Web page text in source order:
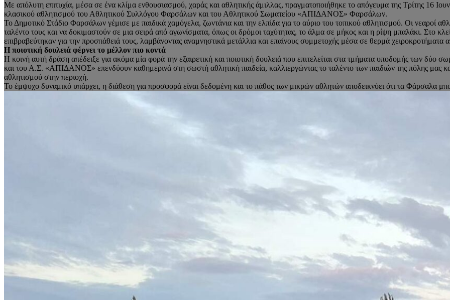
Με απόλυτη επιτυχία, μέσα σε ένα κλίμα ενθουσιασμού, χαράς και αθλητικής άμιλλας, πραγματοποιήθηκε το απόγευμα της Τρίτης 16
κλασικού αθλητισμού του Αθλητικού Συλλόγου Φαρσάλων και του Αθλητικού Σωματείου «ΑΠΙΔΑΝΟΣ» Φαρσάλων.
Το Δημοτικό Στάδιο Φαρσάλων γέμισε με παιδικά χαμόγελα, ζωντάνια και την ελπίδα για το αύριο του τοπικού αθλητισμού. Οι νεαροί
ταλέντο τους και να δοκιμαστούν σε μια σειρά από αγωνίσματα, όπως οι δρόμοι ταχύτητας, το άλμα σε μήκος και η ρίψη μπαλάκι. Στο
επιβραβεύτηκαν για την προσπάθειά τους, λαμβάνοντας αναμνηστικά μετάλλια και επαίνους συμμετοχής μέσα σε θερμά χειροκροτήματα
Η ποιοτική δουλειά φέρνει το μέλλον πιο κοντά
Η κοινή αυτή δράση απέδειξε για ακόμα μία φορά την εξαιρετική και ποιοτική δουλειά που επιτελείται στα τμήματα υποδομής των δύο
και του Α.Σ. «ΑΠΙΔΑΝΟΣ» επενδύουν καθημερινά στη σωστή αθλητική παιδεία, καλλιεργώντας το ταλέντο των παιδιών της πόλης μας
αθλητισμού στην περιοχή.
Το έμψυχο δυναμικό υπάρχει, η διάθεση για προσφορά είναι δεδομένη και το πάθος των μικρών αθλητών αποδεικνύει ότι τα Φάρσαλα